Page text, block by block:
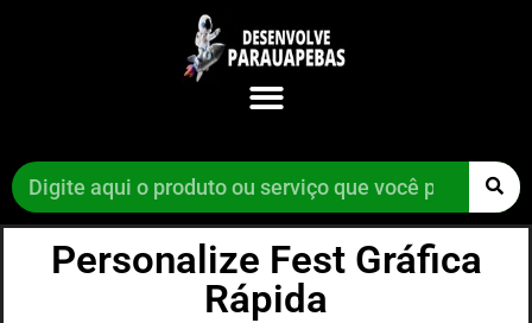
Personalize Fest Gráfica
Rápida